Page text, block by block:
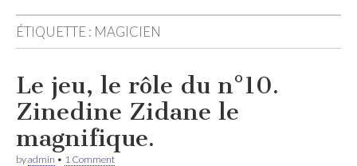
ÉTIQUETTE : MAGICIEN
Le jeu, le rôle du n°10.
Zinedine Zidane le
magnifique.
byadmin • 1 Comment